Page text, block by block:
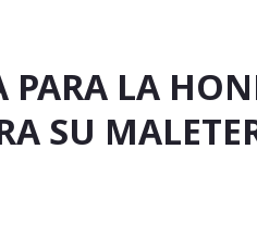
PARA LA
SU